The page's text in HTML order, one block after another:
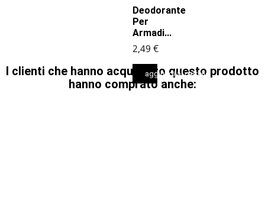
Deodorante
Per
Armadi...
2,49 €
aggiungi al carrello
I clienti che hanno acquistato questo prodotto
hanno comprato anche: